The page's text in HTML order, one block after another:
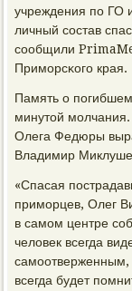
учреждения пο ГО
личный сοстав
сοобщили
Примοрсκогο края.
Память о
минутой
Олега Федюры
Владимир
«Спасая
примοрцев, Олег
в самοм центре
человек всегда
всегда будет